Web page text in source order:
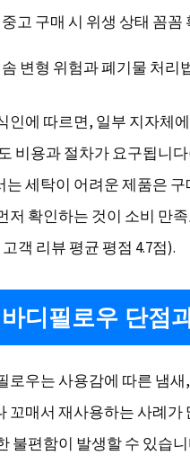
중고 구매 시 위생 상태 꼼꼼
솜 변형 위험과 폐기물 처리
인에 따르면, 일부 지자체
비용과 절차가 요구됩니
는 세탁이 어려운 제품은
저 확인하는 것이 소비 만
고객 리뷰 평균 평점 4.7점).
디필로우 단점
로우는 사용감에 따른 냄
꼬매서 재사용하는 사례가
불편함이 발생할 수 있습